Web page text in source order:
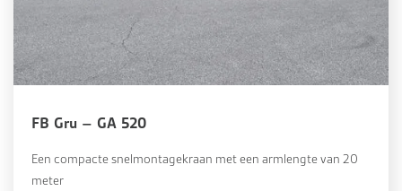
FB Gru – GA 520
Een compacte snelmontagekraan met een armlengte van 20
meter